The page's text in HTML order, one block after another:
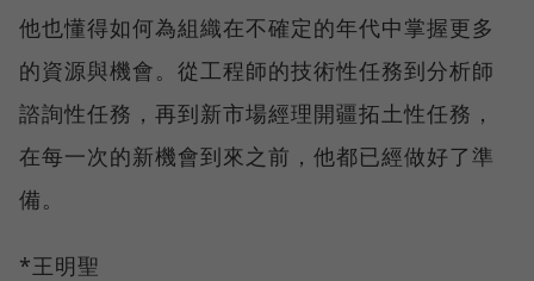
他也懂得如何為組織在不確定的年代中掌握更多
的資源與機會。從工程師的技術性任務到分析師
諮詢性任務，再到新市場經理開疆拓土性任務，
在每一次的新機會到來之前，他都已經做好了準
備。
*王明聖